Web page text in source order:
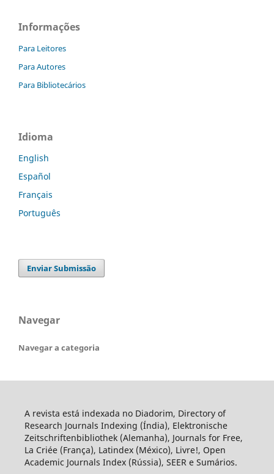
Informações
Para Leitores
Para Autores
Para Bibliotecários
Idioma
English
Español
Français
Português
Enviar Submissão
Navegar
Navegar a categoria
A revista está indexada no Diadorim, Directory of
Research Journals Indexing (Índia), Elektronische
Zeitschriftenbibliothek (Alemanha), Journals for Free,
La Criée (França), Latindex (México), Livre!, Open
Academic Journals Index (Rússia), SEER e Sumários.